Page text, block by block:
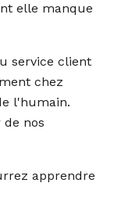
elle manque
service client
chez
l'humain.
nos
apprendre